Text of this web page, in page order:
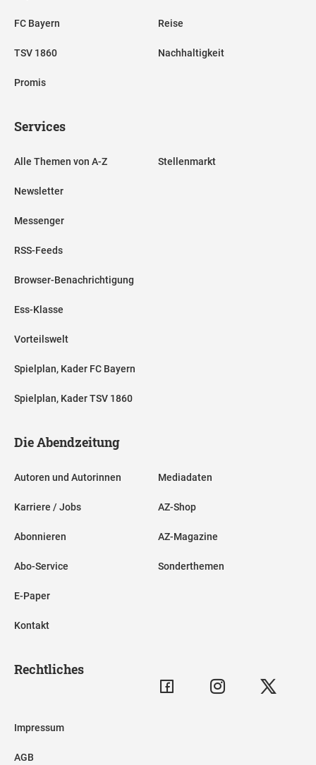
FC Bayern
TSV 1860
Promis
Reise
Nachhaltigkeit
Services
Alle Themen von A-Z
Newsletter
Messenger
RSS-Feeds
Browser-Benachrichtigung
Ess-Klasse
Vorteilswelt
Spielplan, Kader FC Bayern
Spielplan, Kader TSV 1860
Stellenmarkt
Die Abendzeitung
Autoren und Autorinnen
Karriere / Jobs
Abonnieren
Abo-Service
E-Paper
Kontakt
Mediadaten
AZ-Shop
AZ-Magazine
Sonderthemen
Rechtliches
Impressum
AGB